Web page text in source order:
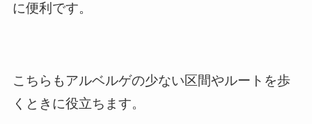
に便利です。
こちらもアルベルゲの少ない区間やルートを歩
くときに役立ちます。